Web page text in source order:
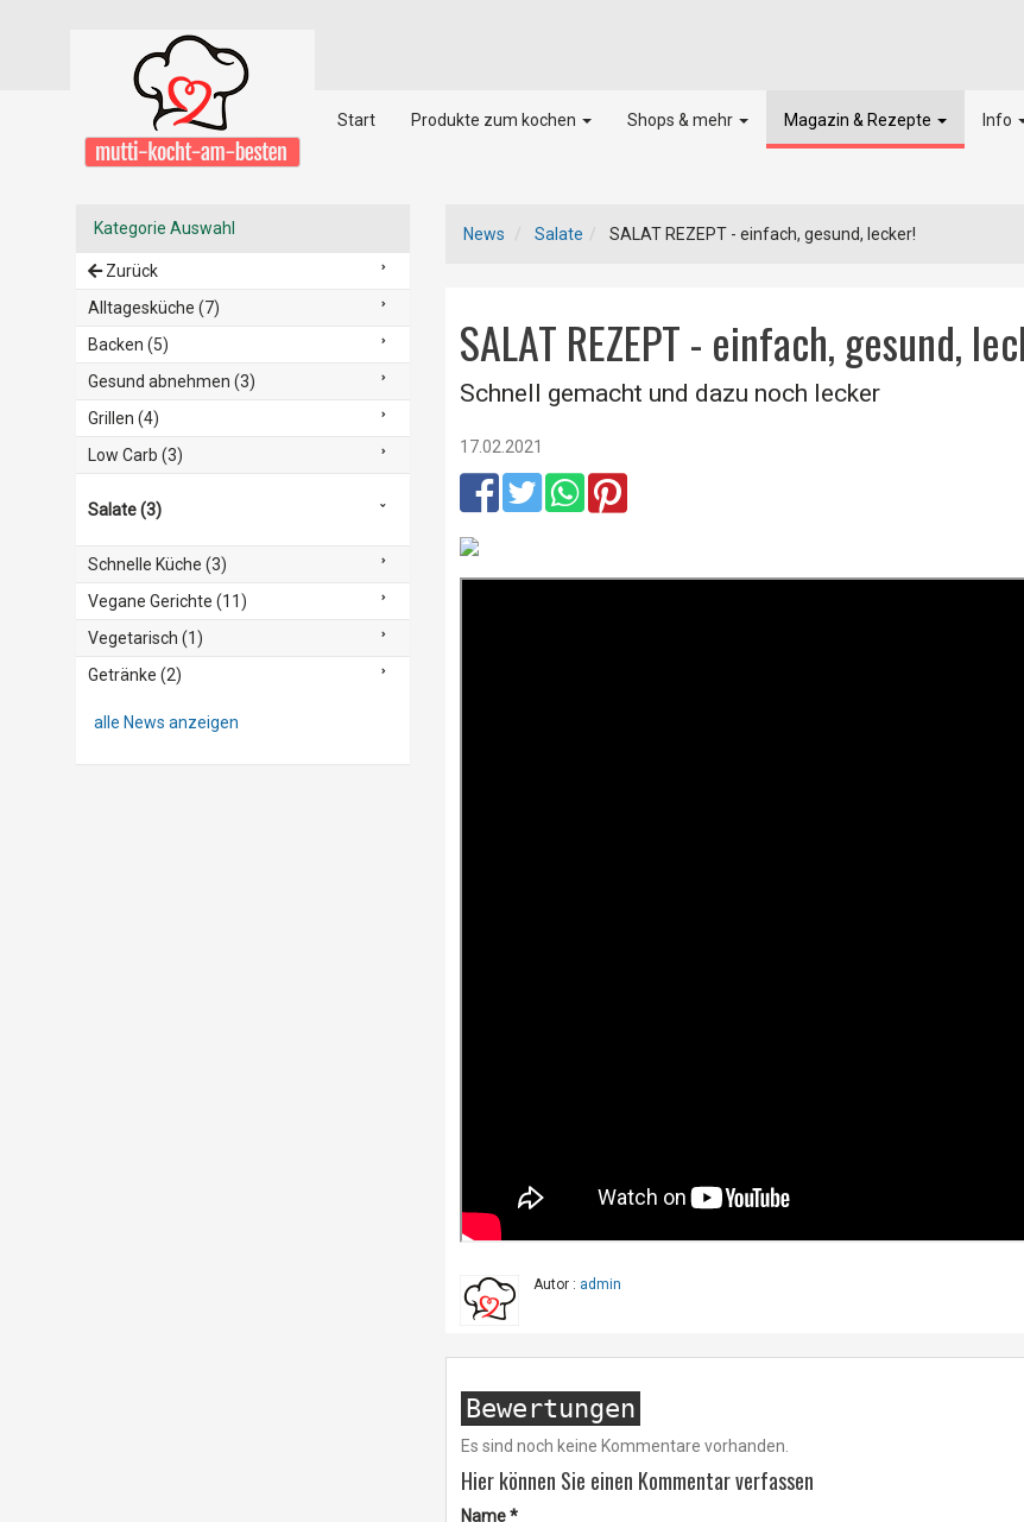
Start Produkte zum kochen Shops & mehr Magazin & Rezepte Info
News Salate SALAT REZEPT - einfach, gesund, lecker!
SALAT REZEPT - einfach, gesund,
Schnell gemacht und dazu noch lecker
17.02.2021
Autor : admin
Bewertungen
Es sind noch keine Kommentare vorhanden.
Hier können Sie einen Kommentar verfassen
Name*
Kategorie Auswahl
Zurück
Alltagesküche (7)
Backen (5)
Gesund abnehmen (3)
Grillen (4)
Low Carb (3)
Salate (3)
Schnelle Küche (3)
Vegane Gerichte (11)
Vegetarisch (1)
Getränke (2)
alle News anzeigen